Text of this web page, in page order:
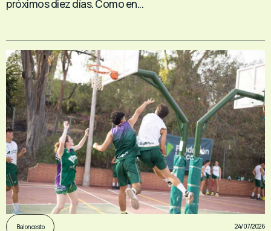
próximos diez días. Como en...
Baloncesto 24/07/2026